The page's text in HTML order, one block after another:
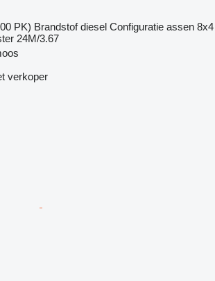
PK) Brandstof diesel Configuratie assen 8x4
24M/3.67
verkoper